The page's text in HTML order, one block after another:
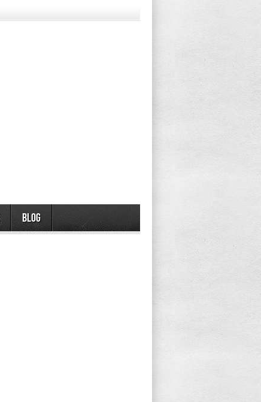
Blog